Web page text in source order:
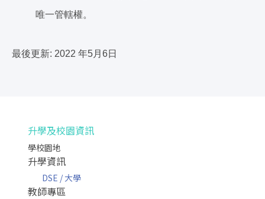
唯一管轄權。
最後更新: 2022 年5月6日
升學及校園資訊
學校園地
升學資訊
DSE / 大學
教師專區